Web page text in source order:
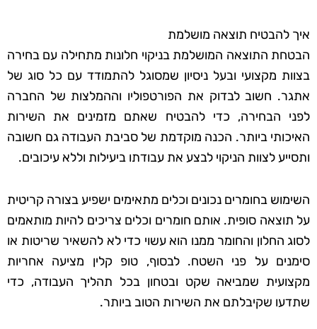
איך להבטיח תוצאה מושלמת
הבטחת התוצאה המושלמת בניקוי חלונות מתחילה עם בחירה
בצוות מקצועי ובעל ניסיון שמסוגל להתמודד עם כל סוג של
אתגר. חשוב לבדוק את הפורטפוליו וההמלצות של החברה
לפני הבחירה, כדי להבטיח שאתם מזמינים את השירות
האיכותי ביותר. הכנה מוקדמת של סביבת העבודה גם חשובה
ותסייע לצוות הניקוי לבצע את עבודתו ביעילות וללא עיכובים.
השימוש בחומרים נכונים וכלים מתאימים ישפיע בצורה קריטית
על תוצאה סופית. אותם חומרים וכלים צריכים להיות מותאמים
לסוג החלון והחומר ממנו הוא עשוי כדי לא להשאיר שריטות או
סימנים על פני השטח. לבסוף, טופ קלין מציעה אחריות
מקצועית שמביאה שקט ובטחון בכל תהליך העבודה, כדי
שתדעו שקיבלתם את השירות הטוב ביותר.